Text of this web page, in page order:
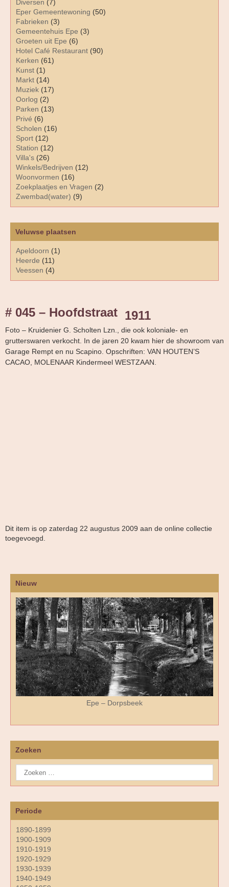
Diversen (7)
Eper Gemeentewoning (50)
Fabrieken (3)
Gemeentehuis Epe (3)
Groeten uit Epe (6)
Hotel Café Restaurant (90)
Kerken (61)
Kunst (1)
Markt (14)
Muziek (17)
Oorlog (2)
Parken (13)
Privé (6)
Scholen (16)
Sport (12)
Station (12)
Villa's (26)
Winkels/Bedrijven (12)
Woonvormen (16)
Zoekplaatjes en Vragen (2)
Zwembad(water) (9)
Veluwse plaatsen
Apeldoorn (1)
Heerde (11)
Veessen (4)
# 045 – Hoofdstraat 1911
Foto – Kruidenier G. Scholten Lzn., die ook koloniale- en
grutterswaren verkocht. In de jaren 20 kwam hier de showroom van
Garage Rempt en nu Scapino. Opschriften: VAN HOUTEN’S
CACAO, MOLENAAR Kindermeel WESTZAAN.
Dit item is op zaterdag 22 augustus 2009 aan de online collectie
toegevoegd.
Nieuw
Epe – Dorpsbeek
Zoeken
Periode
1890-1899
1900-1909
1910-1919
1920-1929
1930-1939
1940-1949